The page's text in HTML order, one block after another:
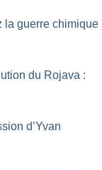
la guerre chimique
du Rojava :
d’Yvan